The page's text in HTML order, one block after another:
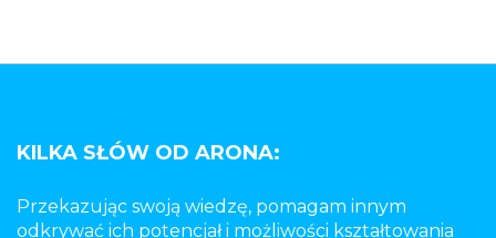
KILKA SŁÓW OD ARONA:
Przekazując swoją wiedzę, pomagam innym
odkrywać ich potencjał i możliwości kształtowania